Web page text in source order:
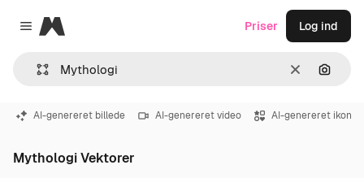
Close menu
Magnific
Klar Søg
Priser Log ind
AI-genereret billede AI-genereret video AI-genereret ikon
Mythologi Vektorer